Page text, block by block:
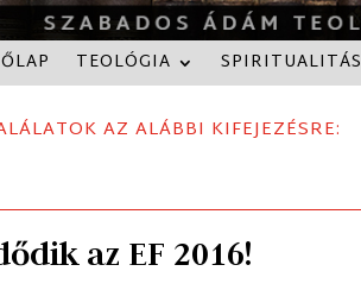
TEOLÓGIA SPIRITUALITÁS
AZ ALÁBBI KIFEJEZÉSRE:
az EF 2016!